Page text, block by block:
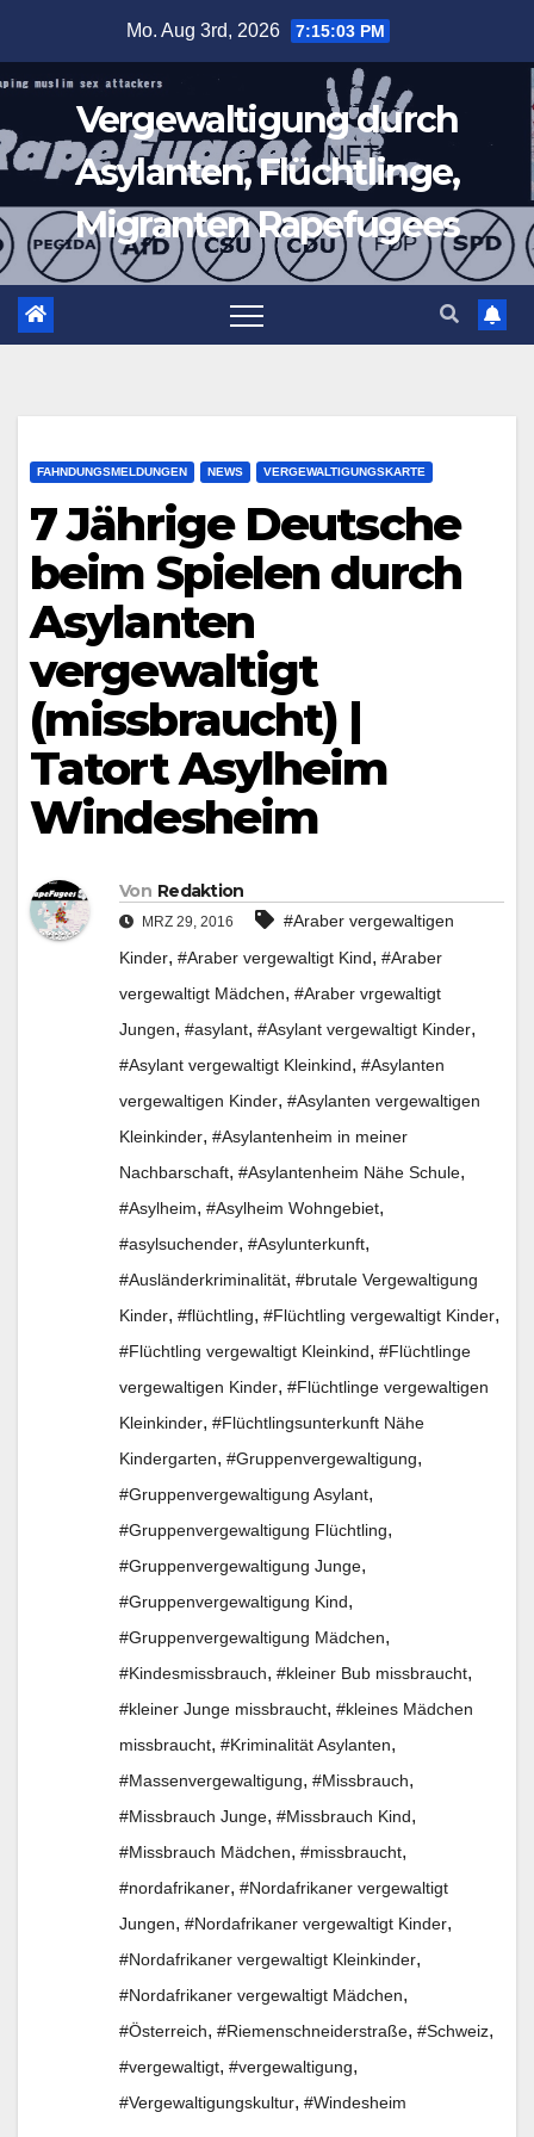
springen
Mo. Aug 3rd, 2026 7:15:04 PM
Vergewaltigung durch
Asylanten, Flüchtlinge,
Migranten Rapefugees
FAHNDUNGSMELDUNGEN NEWS VERGEWALTIGUNGSKARTE
7 Jährige Deutsche
beim Spielen durch
Asylanten
vergewaltigt
(missbraucht) |
Tatort Asylheim
Windesheim
Von Redaktion
MRZ 29, 2016
#Araber vergewaltigen
Kinder, #Araber vergewaltigt Kind, #Araber
vergewaltigt Mädchen, #Araber vrgewaltigt
Jungen, #asylant, #Asylant vergewaltigt Kinder,
#Asylant vergewaltigt Kleinkind, #Asylanten
vergewaltigen Kinder, #Asylanten vergewaltigen
Kleinkinder, #Asylantenheim in meiner
Nachbarschaft, #Asylantenheim Nähe Schule,
#Asylheim, #Asylheim Wohngebiet,
#asylsuchender, #Asylunterkunft,
#Ausländerkriminalität, #brutale Vergewaltigung
Kinder, #flüchtling, #Flüchtling vergewaltigt Kinder,
#Flüchtling vergewaltigt Kleinkind, #Flüchtlinge
vergewaltigen Kinder, #Flüchtlinge vergewaltigen
Kleinkinder, #Flüchtlingsunterkunft Nähe
Kindergarten, #Gruppenvergewaltigung,
#Gruppenvergewaltigung Asylant,
#Gruppenvergewaltigung Flüchtling,
#Gruppenvergewaltigung Junge,
#Gruppenvergewaltigung Kind,
#Gruppenvergewaltigung Mädchen,
#Kindesmissbrauch, #kleiner Bub missbraucht,
#kleiner Junge missbraucht, #kleines Mädchen
missbraucht, #Kriminalität Asylanten,
#Massenvergewaltigung, #Missbrauch,
#Missbrauch Junge, #Missbrauch Kind,
#Missbrauch Mädchen, #missbraucht,
#nordafrikaner, #Nordafrikaner vergewaltigt
Jungen, #Nordafrikaner vergewaltigt Kinder,
#Nordafrikaner vergewaltigt Kleinkinder,
#Nordafrikaner vergewaltigt Mädchen,
#Österreich, #Riemenschneiderstraße, #Schweiz,
#vergewaltigt, #vergewaltigung,
#Vergewaltigungskultur, #Windesheim